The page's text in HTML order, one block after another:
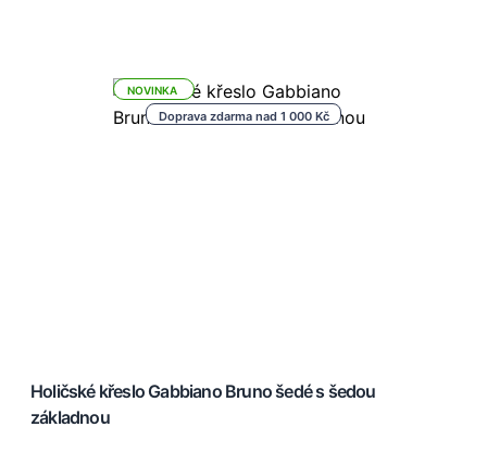
Doprava zdarma nad 1 000 Kč
NOVINKA
Holičské křeslo Gabbiano Bruno šedé s šedou
základnou